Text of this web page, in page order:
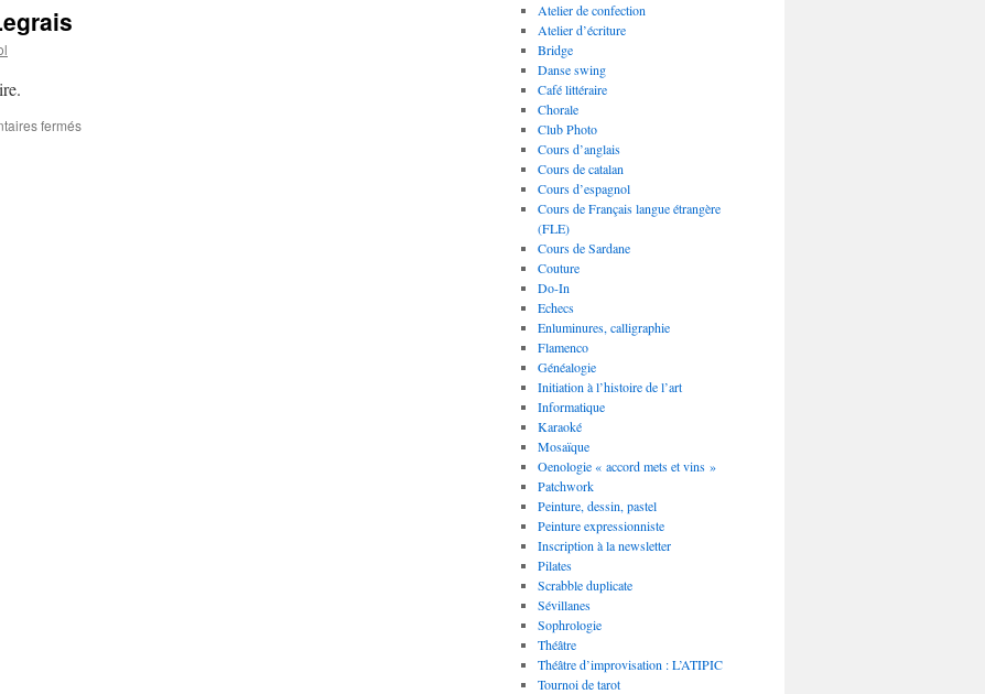
fermés
Atelier de confection
Atelier d’écriture
Bridge
Danse swing
Café littéraire
Chorale
Club Photo
Cours d’anglais
Cours de catalan
Cours d’espagnol
Cours de Français langue étrangère
(FLE)
Cours de Sardane
Couture
Do-In
Echecs
Enluminures, calligraphie
Flamenco
Généalogie
Initiation à l’histoire de l’art
Informatique
Karaoké
Mosaïque
Oenologie « accord mets et vins »
Patchwork
Peinture, dessin, pastel
Peinture expressionniste
Inscription à la newsletter
Pilates
Scrabble duplicate
Sévillanes
Sophrologie
Théâtre
Théâtre d’improvisation : L’ATIPIC
Tournoi de tarot